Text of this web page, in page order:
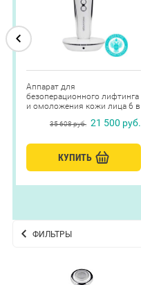
Аппарат для
безоперационного лифтинга
и омоложения кожи лица 6 в
35 608 руб. 21 500 руб.
КУПИТЬ
ФИЛЬТРЫ